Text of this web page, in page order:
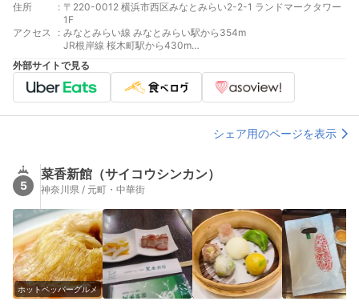
住所 : 〒220-0012 横浜市西区みなとみらい2-2-1 ランドマークタワー
1F
アクセス
: みなとみらい線 みなとみらい駅から354m
JR根岸線 桜木町駅から430m
JR京浜東北線 桜木町駅から430m
外部サイトで見る
シェア用のページを表示
5
菜香新館（サイコウシンカン）
神奈川県 / 元町・中華街
ホットペッパーグルメ